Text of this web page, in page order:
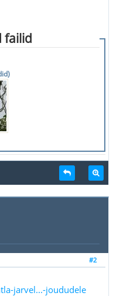
failid
#2
jarvel...-joududele